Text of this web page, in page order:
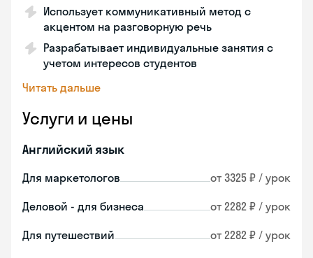
Использует коммуникативный метод с
акцентом на разговорную речь
Разрабатывает индивидуальные занятия с
учетом интересов студентов
Читать дальше
Услуги и цены
Английский язык
Для маркетологов от 3325 ₽ / урок
Деловой - для бизнеса от 2282 ₽ / урок
Для путешествий от 2282 ₽ / урок